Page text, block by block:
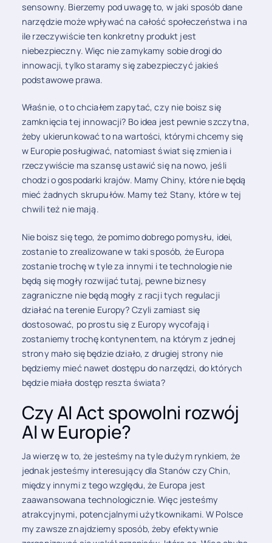
sensowny. Bierzemy pod uwagę to, w jaki sposób dane
narzędzie może wpływać na całość społeczeństwa i na
ile rzeczywiście ten konkretny produkt jest
niebezpieczny. Więc nie zamykamy sobie drogi do
innowacji, tylko staramy się zabezpieczyć jakieś
podstawowe prawa.
Właśnie, o to chciałem zapytać, czy nie boisz się
zamknięcia tej innowacji? Bo idea jest pewnie szczytna,
żeby ukierunkować to na wartości, którymi chcemy się
w Europie posługiwać, natomiast świat się zmienia i
rzeczywiście ma szansę ustawić się na nowo, jeśli
chodzi o gospodarki krajów. Mamy Chiny, które nie będą
mieć żadnych skrupułów. Mamy też Stany, które w tej
chwili też nie mają.
Nie boisz się tego, że pomimo dobrego pomysłu, idei,
zostanie to zrealizowane w taki sposób, że Europa
zostanie trochę w tyle za innymi i te technologie nie
będą się mogły rozwijać tutaj, pewne biznesy
zagraniczne nie będą mogły z racji tych regulacji
działać na terenie Europy? Czyli zamiast się
dostosować, po prostu się z Europy wycofają i
zostaniemy trochę kontynentem, na którym z jednej
strony mało się będzie działo, z drugiej strony nie
będziemy mieć nawet dostępu do narzędzi, do których
będzie miała dostęp reszta świata?
Czy AI Act spowolni rozwój
AI w Europie?
Ja wierzę w to, że jesteśmy na tyle dużym rynkiem, że
jednak jesteśmy interesujący dla Stanów czy Chin,
między innymi z tego względu, że Europa jest
zaawansowana technologicznie. Więc jesteśmy
atrakcyjnymi, potencjalnymi użytkownikami. W Polsce
my zawsze znajdziemy sposób, żeby efektywnie